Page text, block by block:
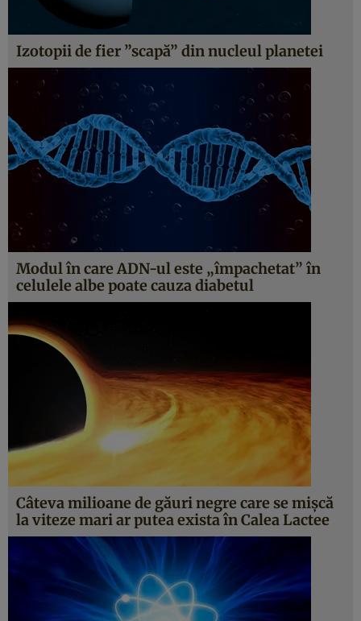
Izotopii de fier ”scapă” din nucleul planetei
Modul în care ADN-ul este „împachetat” în
celulele albe poate cauza diabetul
Câteva milioane de găuri negre care se mişcă
la viteze mari ar putea exista în Calea Lactee